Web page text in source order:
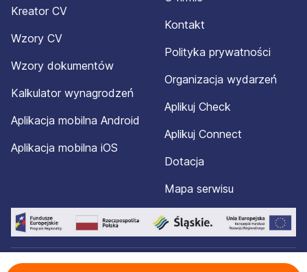
Kreator CV
Wzory CV
Wzory dokumentów
Kalkulator wynagrodzeń
Aplikacja mobilna Android
Aplikacja mobilna iOS
Kontakt
Polityka prywatności
Organizacja wydarzeń
Aplikuj Check
Aplikuj Connect
Dotacja
Mapa serwisu